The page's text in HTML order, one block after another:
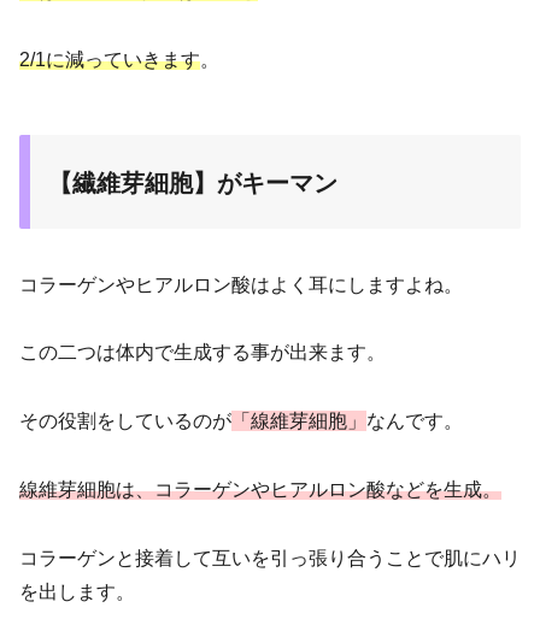
2/1に減っていきます。
【繊維芽細胞】がキーマン
コラーゲンやヒアルロン酸はよく耳にしますよね。
この二つは体内で生成する事が出来ます。
その役割をしているのが 「線維芽細胞」 なんです。
線維芽細胞は、コラーゲンやヒアルロン酸などを生成。
コラーゲンと接着して互いを引っ張り合うことで肌にハリ
を出します。